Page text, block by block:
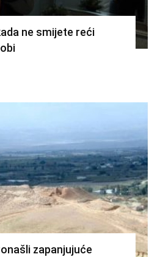
ne smijete reći
zapanjujuće